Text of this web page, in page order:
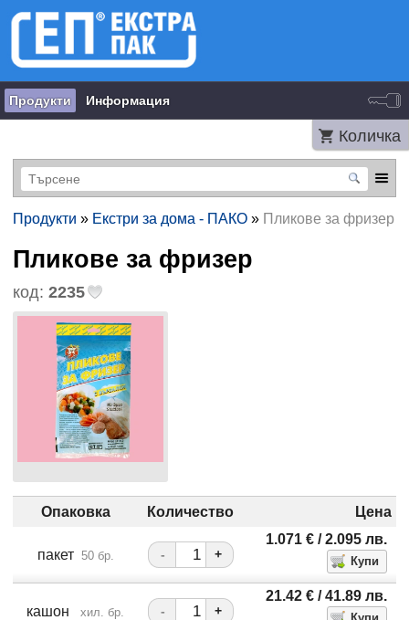
Продукти Информация
Количка
Продукти » Екстри за дома - ПАКО» Пликове за фризер
Пликове за фризер
код: 2235
Опаковка Количество Цена
пакет 50 бр. - +
1.071 €/ 2.095 лв.
кашон хил. бр. - +
21.42 €/ 41.89 лв.